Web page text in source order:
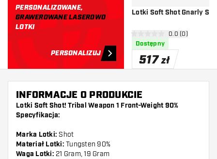
PERSONALIZOWANE,
GRAWEROWANE LASEROWO
LOTKI
PERSONALIZUJ
Lotki Soft Shot Gnarly
otwórz panel
0 gwiazdki oceny0.0 (0)
Dostępny
517 zł
INFORMACJE O PRODUKCIE
Lotki Soft Shot! Tribal Weapon 1 Front-Weight 90%
Specyfikacja:
Marka Lotki: Shot
Materiał Lotki: Tungsten 90%
Waga Lotki: 21 Gram, 19 Gram